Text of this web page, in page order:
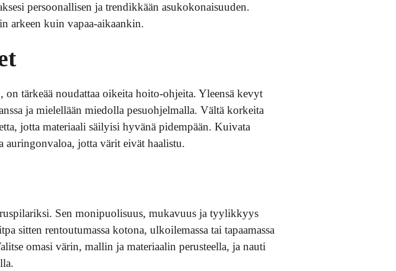
persoonallisen ja trendikkään asukokonaisuuden.
arkeen kuin vapaa-aikaankin.
tärkeää noudattaa oikeita hoito-ohjeita. Yleensä kevyt
ja mielellään miedolla pesuohjelmalla. Vältä korkeita
jotta materiaali säilyisi hyvänä pidempään. Kuivata
auringonvaloa, jotta värit eivät haalistu.
Sen monipuolisuus, mukavuus ja tyylikkyys
sitten rentoutumassa kotona, ulkoilemassa tai tapaamassa
omasi värin, mallin ja materiaalin perusteella, ja nauti